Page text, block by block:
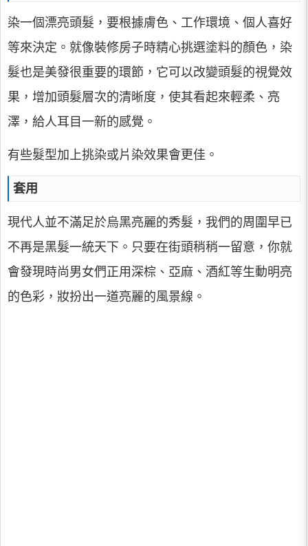
染一個漂亮頭髮，要根據膚色、工作環境、個人喜好
等來決定。就像裝修房子時精心挑選塗料的顏色，染
髮也是美發很重要的環節，它可以改變頭髮的視覺效
果，增加頭髮層次的清晰度，使其看起來輕柔、亮
澤，給人耳目一新的感覺。
有些髮型加上挑染或片染效果會更佳。
套用
現代人並不滿足於烏黑亮麗的秀髮，我們的周圍早已
不再是黑髮一統天下。只要在街頭稍稍一留意，你就
會發現時尚男女們正用深棕、亞麻、酒紅等生動明亮
的色彩，妝扮出一道亮麗的風景線。